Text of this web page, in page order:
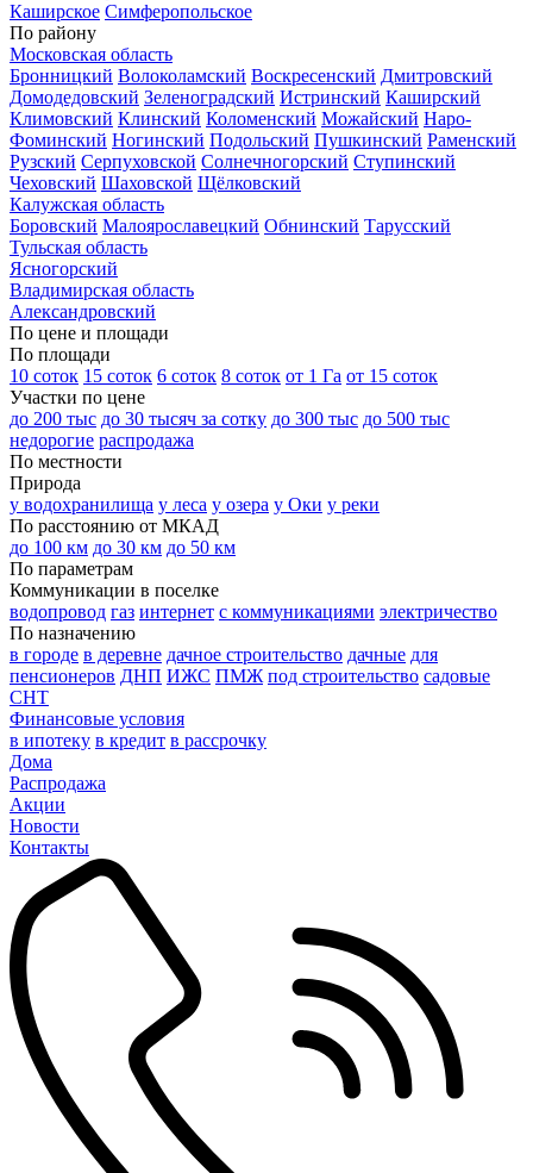
Каширское Симферопольское
По району
Московская область
Бронницкий Волоколамский Воскресенский Дмитровский
Домодедовский Зеленоградский Истринский Каширский
Климовский Клинский Коломенский Можайский Наро-
Фоминский Ногинский Подольский Пушкинский Раменский
Рузский Серпуховской Солнечногорский Ступинский
Чеховский Шаховской Щёлковский
Калужская область
Боровский Малоярославецкий Обнинский Тарусский
Тульская область
Ясногорский
Владимирская область
Александровский
По цене и площади
По площади
10 соток 15 соток 6 соток 8 соток от 1 Га от 15 соток
Участки по цене
до 200 тыс до 30 тысяч за сотку до 300 тыс до 500 тыс
недорогие распродажа
По местности
Природа
у водохранилища у леса у озера у Оки у реки
По расстоянию от МКАД
до 100 км до 30 км до 50 км
По параметрам
Коммуникации в поселке
водопровод газ интернет с коммуникациями электричество
По назначению
в городе в деревне дачное строительство дачные для
пенсионеров ДНП ИЖС ПМЖ под строительство садовые
СНТ
Финансовые условия
в ипотеку в кредит в рассрочку
Дома
Распродажа
Акции
Новости
Контакты